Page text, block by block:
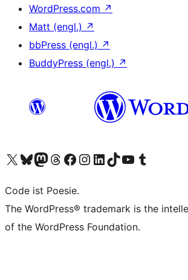
WordPress.com ↗
Matt (engl.) ↗
bbPress (engl.) ↗
BuddyPress (engl.) ↗
Unser X-Konto (früher Twitter) besuchen
Unser Bluesky-Konto besuchen
Unser Mastodon-Konto besuchen
Unser Threads-Konto besuchen
Unsere Facebook-Seite besuchen
Unser Instagram-Konto besuchen
Unser LinkedIn-Konto besuchen
Unser TikTok-Konto besuchen
Unseren YouTube-Kanal besuchen
Unser Tumblr-Konto
Code ist Poesie.
The WordPress® trademark is the
of the WordPress Foundation.